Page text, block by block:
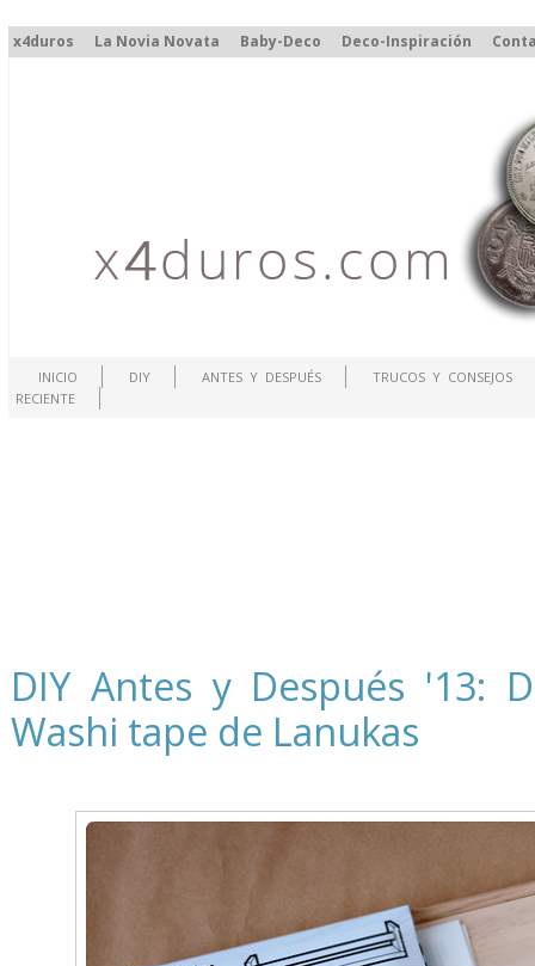
x4duros La Novia Novata Baby-Deco Deco-Inspiración
INICIO DIY ANTES Y DESPUÉS
TRUCOS Y CONSEJOS
RECIENTE
DIY Antes y Después '13:
Washi tape de Lanukas